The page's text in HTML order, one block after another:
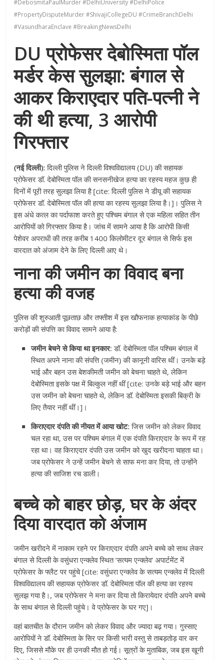
#DebosmitaPaulMurder #DelhiUniversity #DelhiPolice
#PropertyDisputeMurder #ShivajiCollegeDU #CrimeBranchDelhi
#VasundharaEnclave #BreakingNewsDelhi
DU प्रोफेसर देबोस्मिता पॉल
मर्डर केस सुलझा: बंगाल से
आकर किराएदार पति-पत्नी ने
की थी हत्या, 3 आरोपी
गिरफ्तार
(नई दिल्ली): दिल्ली पुलिस ने दिल्ली विश्वविद्यालय (DU) की सहायक
प्रोफेसर डॉ. देबोस्मिता पॉल की सनसनीखेज हत्या का रहस्य महज कुछ ही
दिनों में पूरी तरह सुलझा लिया है [cite: दिल्ली पुलिस ने डीयू की सहायक
प्रोफेसर डॉ. देबोस्मिता पॉल की हत्या का रहस्य सुलझा लिया है।]। पुलिस ने
इस अंधे कत्ल का पर्दाफाश करते हुए पश्चिम बंगाल से एक महिला सहित तीन
आरोपियों को गिरफ्तार किया है। जांच में सामने आया है कि आरोपी किसी
पेशेवर अपराधी की तरह करीब 1400 किलोमीटर दूर बंगाल से सिर्फ इस
वारदात को अंजाम देने के लिए दिल्ली आए थे।
नाना की जमीन का विवाद बना
हत्या की वजह
पुलिस की शुरुआती पूछताछ और तफ्तीश में इस खौफनाक हत्याकांड के पीछे
करोड़ों की संपत्ति का विवाद सामने आया है:
जमीन बेचने से किया था इनकार: डॉ. देबोस्मिता पॉल पश्चिम बंगाल में
स्थित अपने नाना की संपत्ति (जमीन) की कानूनी वारिस थीं। उनके बड़े
भाई और बहन उस बेशकीमती जमीन को बेचना चाहते थे, लेकिन
देबोस्मिता इसके पक्ष में बिल्कुल नहीं थीं [cite: उनके बड़े भाई और बहन
उस जमीन को बेचना चाहते थे, लेकिन डॉ. देबोस्मिता इसकी बिक्री के
लिए तैयार नहीं थीं।]।
किराएदार दंपति की नीयत में आया खोट: जिस जमीन को लेकर विवाद
चल रहा था, उस पर पश्चिम बंगाल में एक दंपति किराएदार के रूप में रह
रहा था। वह किराएदार दंपति उस जमीन को खुद खरीदना चाहता था।
जब प्रोफेसर ने उन्हें जमीन बेचने से साफ मना कर दिया, तो उन्होंने
हत्या की साजिश रच डाली।
बच्चे को बाहर छोड़, घर के अंदर
दिया वारदात को अंजाम
जमीन खरीदने में नाकाम रहने पर किराएदार दंपति अपने बच्चे को साथ लेकर
बंगाल से दिल्ली के वसुंधरा एन्क्लेव स्थित ‘सत्यम एन्क्लेव’ अपार्टमेंट में
प्रोफेसर के फ्लैट पर पहुंचे [cite: वसुंधरा एन्क्लेव के सत्यम एन्क्लेव में दिल्ली
विश्वविद्यालय की सहायक प्रोफेसर डॉ. देबोस्मिता पॉल की हत्या का रहस्य
सुलझ गया है।, जब प्रोफेसर ने मना कर दिया तो किरायेदार दंपति अपने बच्चे
के साथ बंगाल से दिल्ली पहुंचे। वे प्रोफेसर के घर गए]।
वहां बातचीत के दौरान जमीन को लेकर विवाद और ज्यादा बढ़ गया। गुस्साए
आरोपियों ने डॉ. देबोस्मिता के सिर पर किसी भारी वस्तु से ताबड़तोड़ वार कर
दिए, जिससे मौके पर ही उनकी मौत हो गई। सूत्रों के मुताबिक, जब इस खूनी